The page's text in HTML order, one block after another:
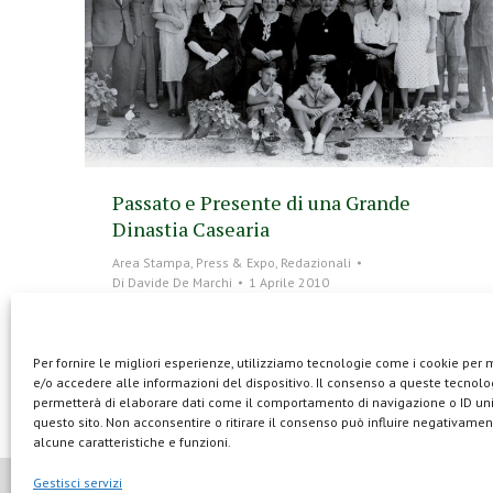
Per fornire le migliori esperienze, utilizziamo tecnologie come i cookie per
e/o accedere alle informazioni del dispositivo. Il consenso a queste
permetterà di elaborare dati come il comportamento di navigazione o ID
questo sito. Non acconsentire o ritirare il consenso può influire
alcune caratteristiche e funzioni.
Gestisci servizi
Passato e Presente di una Grande
Dinastia Casearia
Area Stampa, Press & Expo, Redazionali
Di Davide De Marchi 1 Aprile 2010
Già nel 1507 tale Rigo Brazzale era censito tra i
cittadini di Asiago e chissà quando la famiglia iniziò a
commerciare il burro…